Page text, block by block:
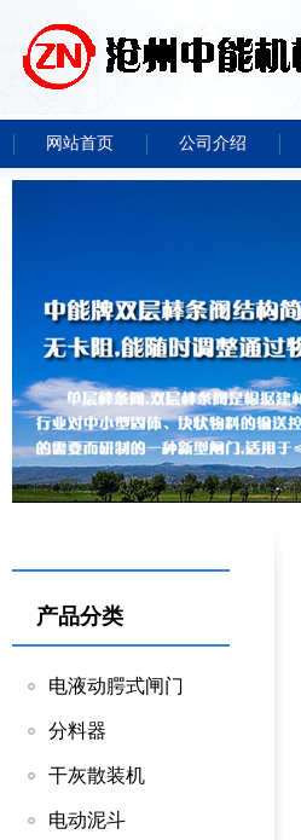
网站首页 公司介绍
产品分类
电液动腭式闸门
分料器
干灰散装机
电动泥斗